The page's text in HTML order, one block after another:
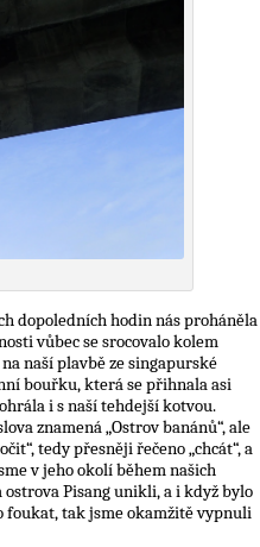
dopoledních hodin nás proháněla
vůbec se srocovalo kolem
na naší plavbě ze singapurské
bouřku, která se přihnala asi
i s naší tehdejší kotvou.
znamená „Ostrov banánů“, ale
tedy přesněji řečeno „chcát“, a
v jeho okolí během našich
Pisang unikli, a i když bylo
foukat, tak jsme okamžitě vypnuli